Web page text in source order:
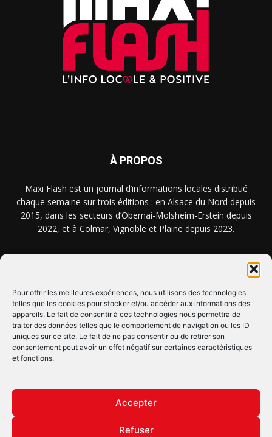
Pour offrir les meilleures expériences, nous utilisons des technologies
telles que les cookies pour stocker et/ou accéder aux informations des
appareils. Le fait de consentir à ces technologies nous permettra de
traiter des données telles que le comportement de navigation ou les ID
uniques sur ce site. Le fait de ne pas consentir ou de retirer son
consentement peut avoir un effet négatif sur certaines caractéristiques
et fonctions.
Accepter
Refuser
À PROPOS
Maxi Flash est un journal d’informations locales distribué
chaque semaine sur trois éditions : en Alsace du Nord depuis
2015, dans les secteurs d’Obernai-Molsheim-Erstein depuis
2022, et à Colmar, Vignoble et Plaine depuis 2023.
CLIQUEZ ICI !
SUIVEZ-NOUS !